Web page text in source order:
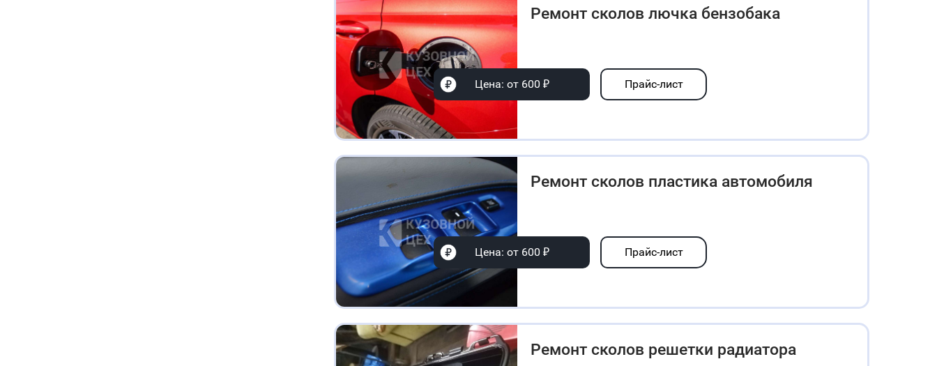
Ремонт сколов лючка бензобака
Цена: от 600 ₽ Прайс-лист
Ремонт сколов пластика автомобиля
Цена: от 600 ₽ Прайс-лист
Ремонт сколов решетки радиатора